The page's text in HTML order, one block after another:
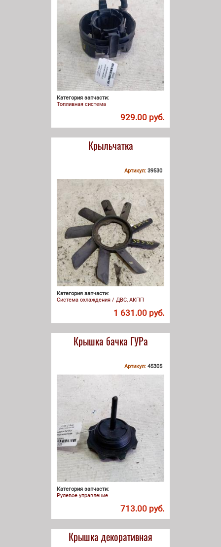
Категория запчасти:
Топливная система
929.00 руб.
Крыльчатка
Артикул: 39530
Категория запчасти:
Система охлаждения / ДВС, АКПП
1 631.00 руб.
Крышка бачка ГУРа
Артикул: 45305
Категория запчасти:
Рулевое управление
713.00 руб.
Крышка декоративная